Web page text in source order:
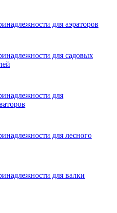
для аэраторов
для садовых
для
для лесного
для валки